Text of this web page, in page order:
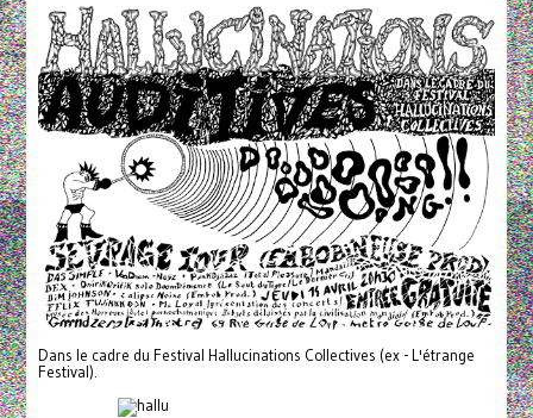
Dans le cadre du Festival Hallucinations Collectives (ex - L'étrange
Festival).